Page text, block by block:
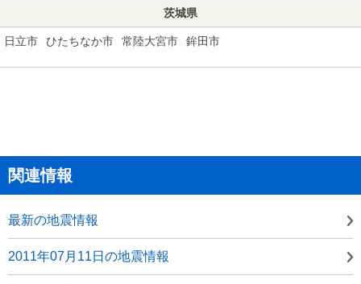
茨城県
日立市 ひたちなか市 常陸大宮市 鉾田市
関連情報
最新の地震情報
2011年07月11日の地震情報